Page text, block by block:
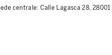
centrale: Calle Lagasca 28, 28001